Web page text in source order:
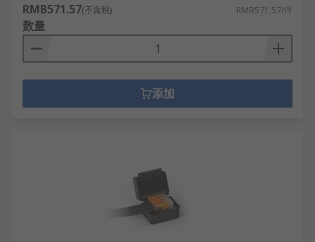
RMB571.57(不含税) RMB571.57/件
数量
添加